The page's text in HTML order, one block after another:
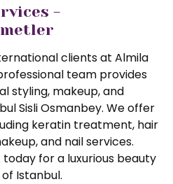
-
clients at Almila
team provides
styling, makeup, and
Sisli Osmanbey. We offer
keratin treatment, hair
and nail services.
for a luxurious beauty
Istanbul.